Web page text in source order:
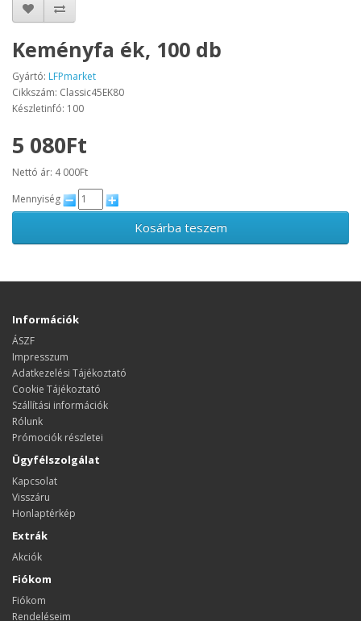
Keményfa ék, 100 db
Gyártó: LFPmarket
Cikkszám: Classic45EK80
Készletinfó: 100
5 080Ft
Nettó ár: 4 000Ft
Mennyiség
Kosárba teszem
Információk
ÁSZF
Impresszum
Adatkezelési Tájékoztató
Cookie Tájékoztató
Szállítási információk
Rólunk
Prómociók részletei
Ügyfélszolgálat
Kapcsolat
Visszáru
Honlaptérkép
Extrák
Akciók
Fiókom
Fiókom
Rendeléseim